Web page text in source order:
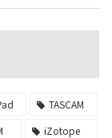
TASCAM
iZotope